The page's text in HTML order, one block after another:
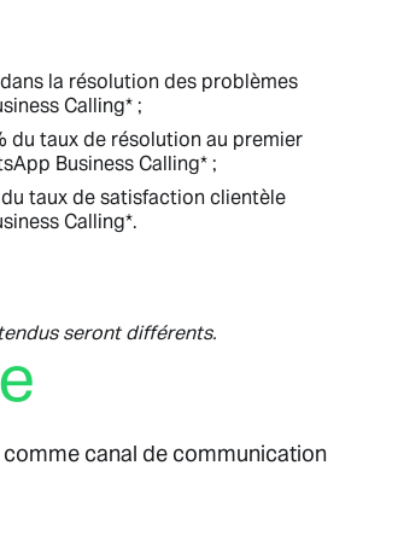
la résolution des problèmes
Calling* ;
du taux de résolution au premier
Business Calling* ;
taux de satisfaction clientèle
Calling*.
seront différents.
canal de communication